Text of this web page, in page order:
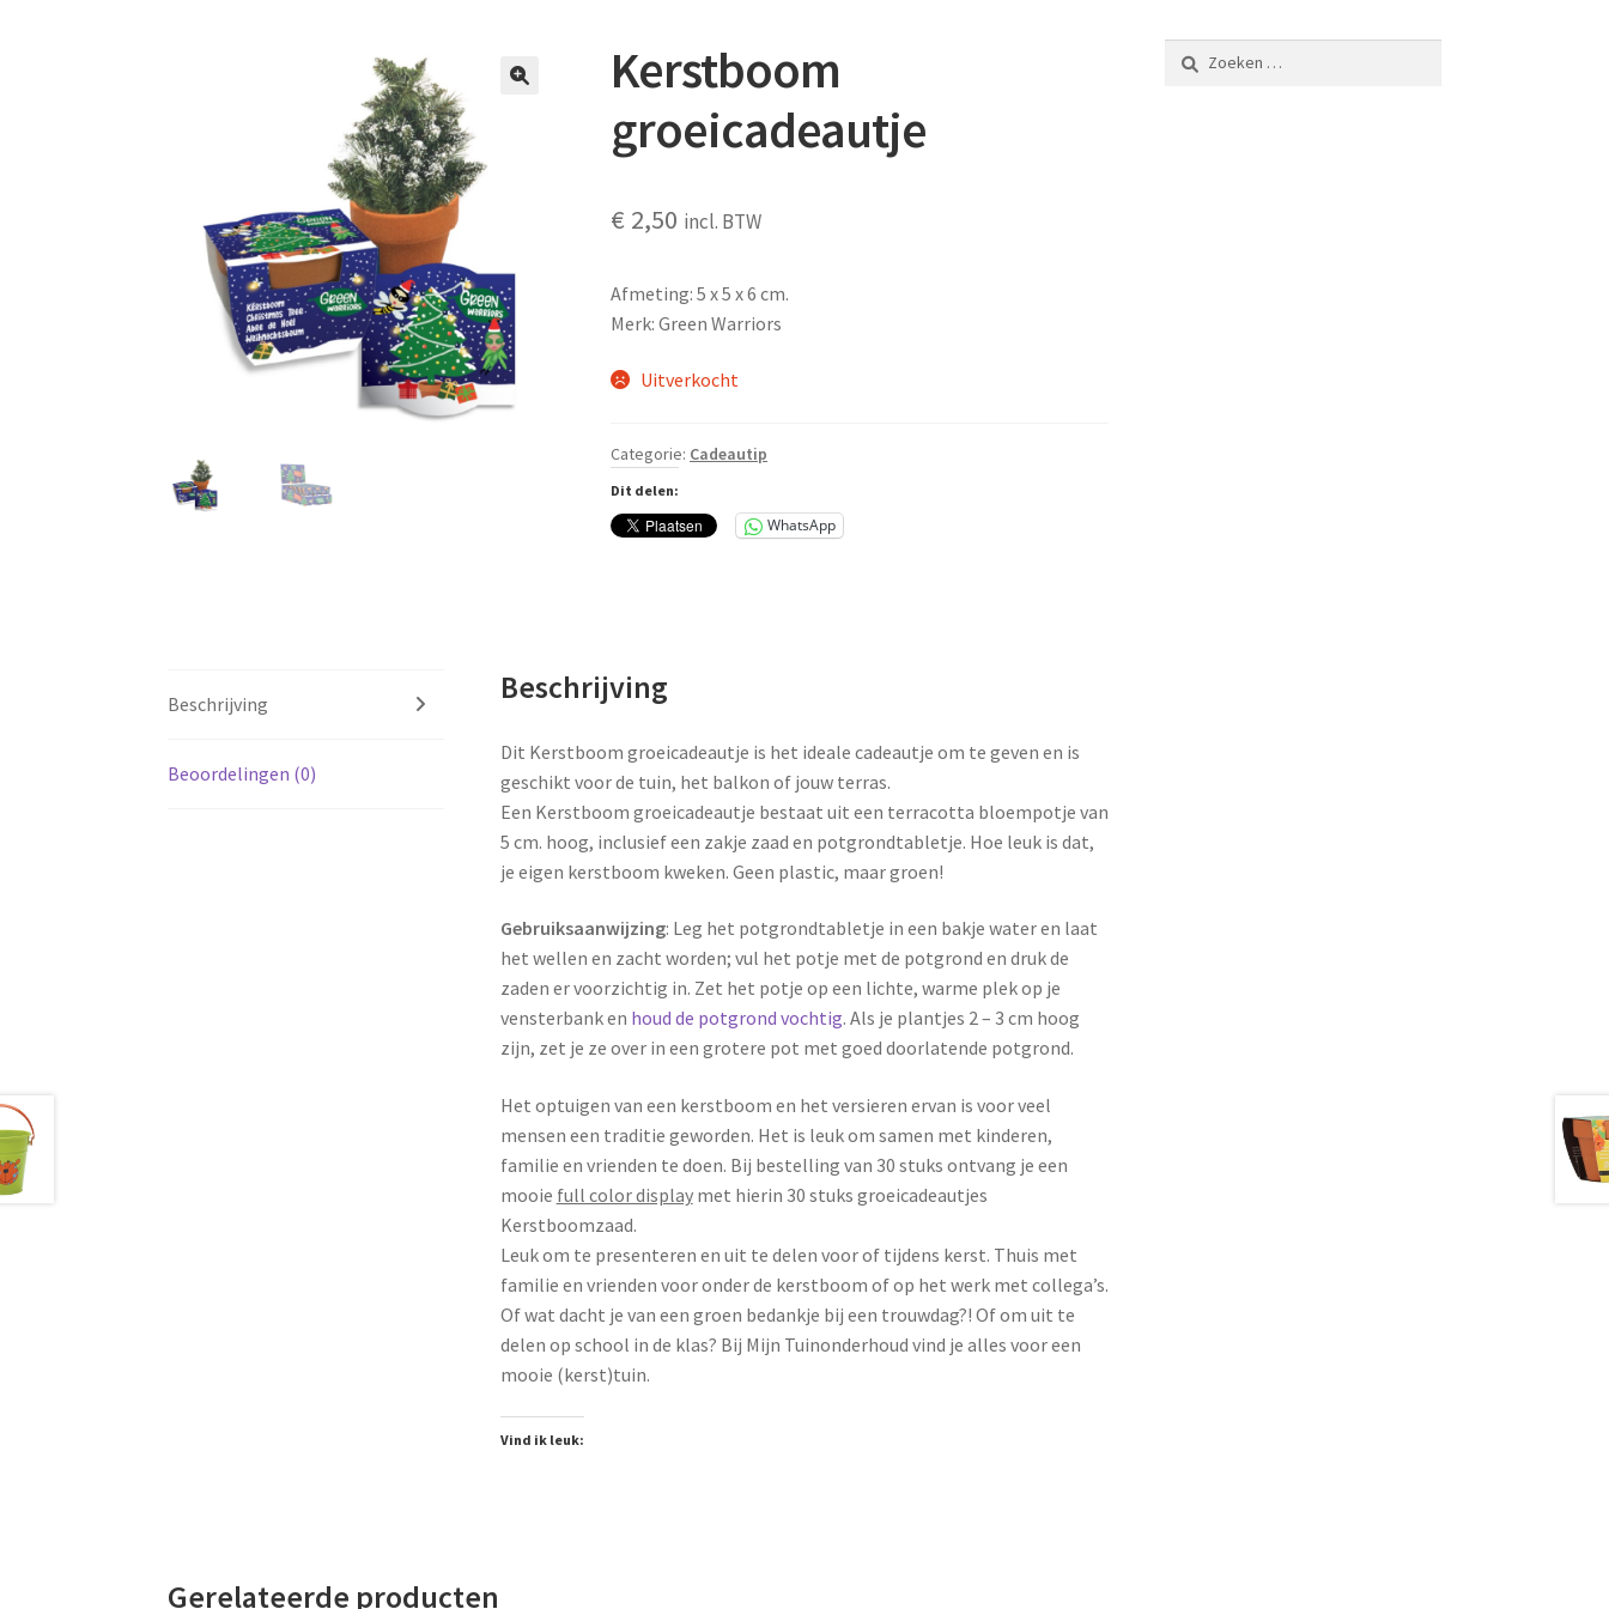
Kerstboom
groeicadeautje
€ 2,50 incl. BTW
Afmeting:5 x 5 x 6 cm.
Merk: Green Warriors
Uitverkocht
Categorie: Cadeautip
Dit delen:
WhatsApp
Beschrijving
Beoordelingen (0)
Beschrijving
Dit Kerstboom groeicadeautje is het ideale cadeautje om te geven en is
geschikt voor de tuin, het balkon of jouw terras.
Een Kerstboom groeicadeautje bestaat uit een terracotta bloempotje van
5 cm. hoog, inclusief een zakje zaad en potgrondtabletje. Hoe leuk is dat,
je eigen kerstboom kweken. Geen plastic, maar groen!
Gebruiksaanwijzing: Leg het potgrondtabletje in een bakje water en laat
het wellen en zacht worden; vul het potje met de potgrond en druk de
zaden er voorzichtig in. Zet het potje op een lichte, warme plek op je
vensterbank en houd de potgrond vochtig. Als je plantjes 2 – 3 cm hoog
zijn, zet je ze over in een grotere pot met goed doorlatende potgrond.
Het optuigen van een kerstboom en het versieren ervan is voor veel
mensen een traditie geworden. Het is leuk om samen met kinderen,
familie en vrienden te doen. Bij bestelling van 30 stuks ontvang je een
mooie full color displaymet hierin 30 stuks groeicadeautjes
Kerstboomzaad.
Leuk om te presenteren en uit te delen voor of tijdens kerst. Thuis met
familie en vrienden voor onder de kerstboom of op het werk met collega’s.
Of wat dacht je van een groen bedankje bij een trouwdag?! Of om uit te
delen op school in de klas? Bij Mijn Tuinonderhoud vind je alles voor een
mooie (kerst)tuin.
Vind ik leuk:
Gerelateerde producten
Zoeken
naar: